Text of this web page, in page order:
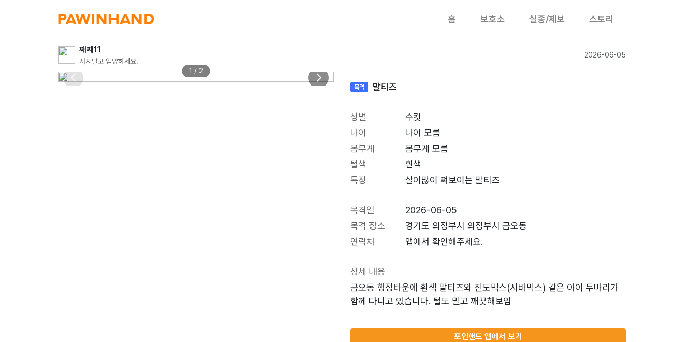
홈 보호소 실종/제보 스토리
째째11
사지말고 입양하세요.
2026-06-05
1 / 2
목격 말티즈
성별
수컷
나이
나이 모름
몸무게
몸무게 모름
털색
흰색
특징
살이많이 쪄보이는 말티즈
목격일
2026-06-05
목격 장소
경기도 의정부시 의정부시 금오동
연락처
앱에서 확인해주세요.
상세 내용
금오동 행정타운에 흰색 말티즈와 진도믹스(시바믹스) 같은 아이 두마리가
함께 다니고 있습니다. 털도 밀고 깨끗해보임
포인핸드 앱에서 보기